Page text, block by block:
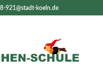
921@stadt-koeln.de